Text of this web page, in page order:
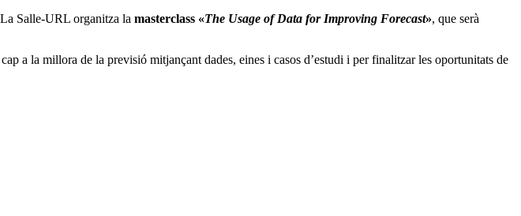
Salle-URL organitza la masterclass «The Usage of Data for Improving Forecast», que serà
a la millora de la previsió mitjançant dades, eines i casos d’estudi i per finalitzar les oportunitats de